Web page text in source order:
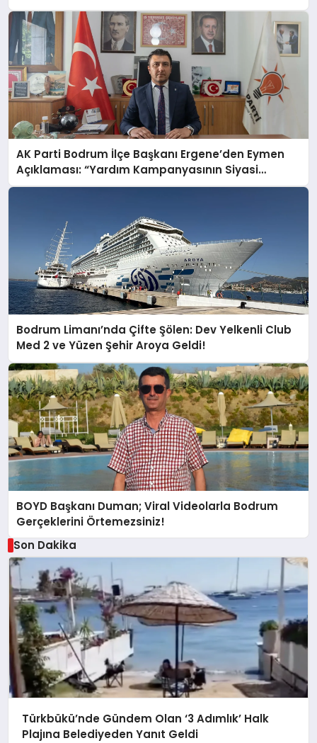
AK Parti Bodrum İlçe Başkanı Ergene’den Eymen
Açıklaması: “Yardım Kampanyasının Siyasi
Malzeme Yapılmasını Kınıyorum”
Bodrum Limanı’nda Çifte Şölen: Dev Yelkenli Club
Med 2 ve Yüzen Şehir Aroya Geldi!
BOYD Başkanı Duman; Viral Videolarla Bodrum
Gerçeklerini Örtemezsiniz!
Son Dakika
Türkbükü’nde Gündem Olan ‘3 Adımlık’ Halk
Plajına Belediyeden Yanıt Geldi